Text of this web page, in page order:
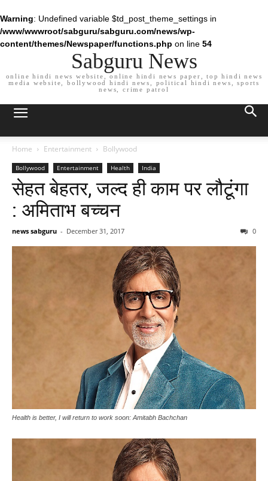
Warning: Undefined variable $td_post_theme_settings in
/www/wwwroot/sabguru/sabguru.com/news/wp-
content/themes/Newspaper/functions.php on line 54
Sabguru News
online hindi news website, online hindi news paper, top hindi news
media website, bollywood hindi news, political hindi news, sports
news, crime patrol
Home Entertainment Bollywood
Bollywood Entertainment Health India
सेहत बेहतर, जल्द ही काम पर लौटूंगा
: अमिताभ बच्चन
news sabguru - December 31, 2017 0
Health is better, I will return to work soon: Amitabh Bachchan